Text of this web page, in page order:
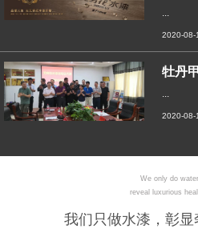
2020-08-
牡丹
2020-08-
We only do water
reveal luxurious
我们只做水漆，彰显